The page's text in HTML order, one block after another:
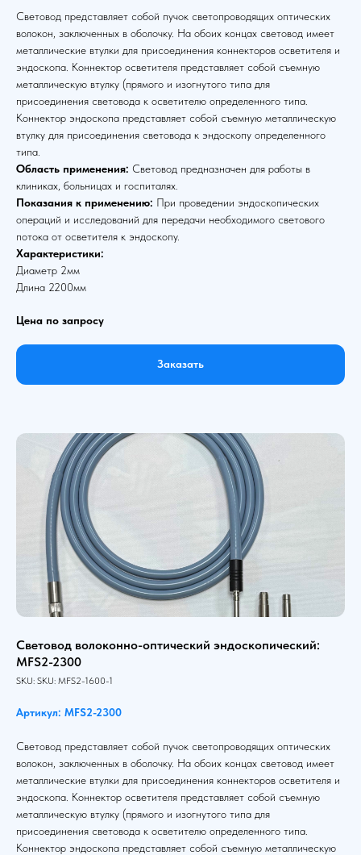
Световод представляет собой пучок светопроводящих оптических
волокон, заключенных в оболочку. На обоих концах световод имеет
металлические втулки для присоединения коннекторов осветителя и
эндоскопа. Коннектор осветителя представляет собой съемную
металлическую втулку (прямого и изогнутого типа для
присоединения световода к осветителю определенного типа.
Коннектор эндоскопа представляет собой съемную металлическую
втулку для присоединения световода к эндоскопу определенного
типа.
Область применения: Световод предназначен для работы в
клиниках, больницах и госпиталях.
Показания к применению: При проведении эндоскопических
операций и исследований для передачи необходимого светового
потока от осветителя к эндоскопу.
Характеристики:
Диаметр 2мм
Длина 2200мм
Цена по запросу
Заказать
Световод волоконно-оптический эндоскопический:
MFS2-2300
SKU: SKU: MFS2-1600-1
Артикул: MFS2-2300
Световод представляет собой пучок светопроводящих оптических
волокон, заключенных в оболочку. На обоих концах световод имеет
металлические втулки для присоединения коннекторов осветителя и
эндоскопа. Коннектор осветителя представляет собой съемную
металлическую втулку (прямого и изогнутого типа для
присоединения световода к осветителю определенного типа.
Коннектор эндоскопа представляет собой съемную металлическую